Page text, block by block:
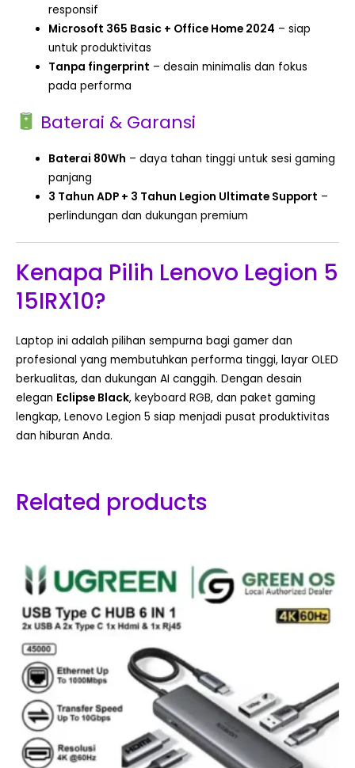
responsif
Microsoft 365 Basic + Office Home 2024 – siap
untuk produktivitas
Tanpa fingerprint – desain minimalis dan fokus
pada performa
Baterai & Garansi
Baterai 80Wh – daya tahan tinggi untuk sesi gaming
panjang
3 Tahun ADP + 3 Tahun Legion Ultimate Support –
perlindungan dan dukungan premium
Kenapa Pilih Lenovo Legion 5
15IRX10?
Laptop ini adalah pilihan sempurna bagi gamer dan
profesional yang membutuhkan performa tinggi, layar OLED
berkualitas, dan dukungan AI canggih. Dengan desain
elegan Eclipse Black, keyboard RGB, dan paket gaming
lengkap, Lenovo Legion 5 siap menjadi pusat produktivitas
dan hiburan Anda.
Related products